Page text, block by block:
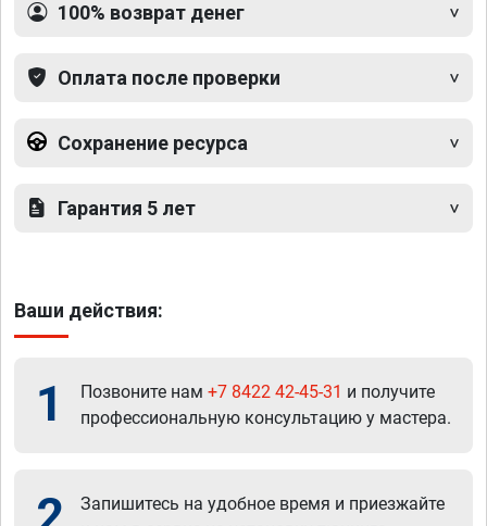
100% возврат денег
Оплата после проверки
Сохранение ресурса
Гарантия 5 лет
Ваши действия:
1 Позвоните нам +7 8422 42-45-31 и получите
профессиональную консультацию у мастера.
Запишитесь на удобное время и приезжайте